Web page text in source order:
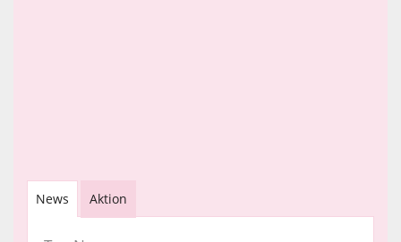
News Aktion